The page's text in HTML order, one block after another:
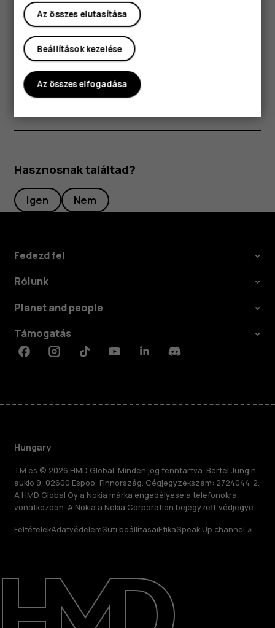
Rólunk
Javítás, újrafelhasználás, újrahasznosítás
Támogatás
Koppintson a keresősávra.
Íja be a kívánt keresőszót a keresőmezőbe.
Koppintson aarrow_forwardelemre.
A felkínált találatok listájából is választhat keresőszót.
Hasznosnak találtad?
Igen Nem
Fedezd fel
Rólunk
Planet and people
Támogatás
FacebookInstagramTiktokYoutubeLinkedinDiscord
Hungary
TM és © 2026 HMD Global. Minden jog fenntartva. Bertel Jungin
aukio 9, 02600 Espoo, Finnország. Cégjegyzékszám: 2724044-2.
A HMD Global Oy a Nokia márka engedélyese a telefonokra
vonatkozóan. A Nokia a Nokia Corporation bejegyzett védjegye.
FeltételekAdatvédelemSüti beállításaiEtikaSpeak Up channel
Az összes elutasítása
Beállítások kezelése
Az összes elfogadása